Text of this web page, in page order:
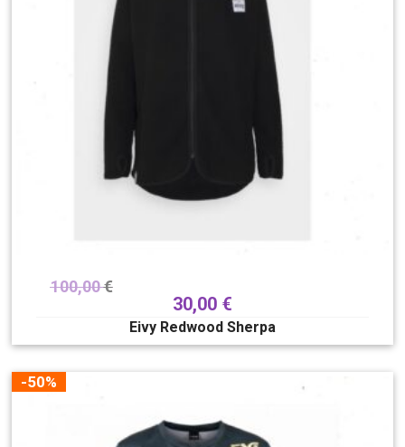
100,00€
30,00 €
Eivy Redwood Sherpa
-50%